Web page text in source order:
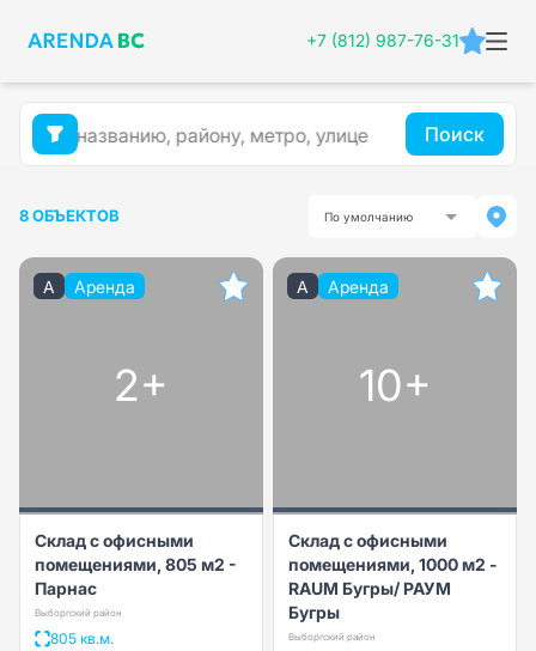
+7 (812) 987-76-31
Поиск
8 ОБЪЕКТОВ По умолчанию
A Аренда
2+
Склад с офисными
помещениями, 805 м2 -
Парнас
Выборгский район
805 кв.м.
A Аренда
10+
Склад с офисными
помещениями, 1000 м2 -
RAUM Бугры/ РАУМ
Бугры
Выборгский район